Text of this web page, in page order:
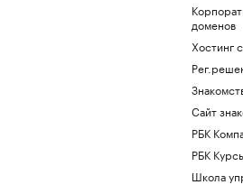
доменов
Хостинг
Сайт
РБК
РБК
Школа